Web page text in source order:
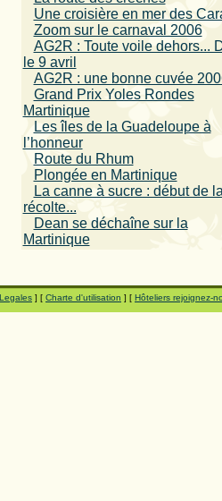
Une croisière en mer des
Zoom sur le carnaval 2006
AG2R : Toute voile dehors...
le 9 avril
AG2R : une bonne cuvée
Grand Prix Yoles Rondes
Martinique
Les îles de la Guadeloupe à
l’honneur
Route du Rhum
Plongée en Martinique
La canne à sucre : début de
récolte...
Dean se déchaîne sur la
Martinique
] [ Charte d'utilisation ] [ Hôteliers rejoignez-